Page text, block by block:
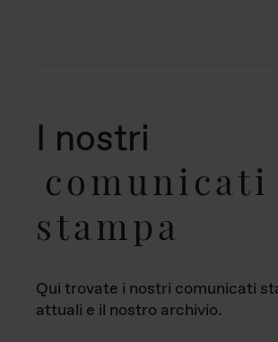
I nostri
comunicati
stampa
Qui trovate i nostri comunicati
attuali e il nostro archivio.